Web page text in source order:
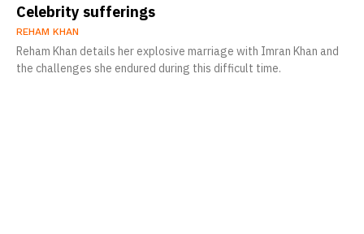
Celebrity sufferings
REHAM KHAN
Reham Khan details her explosive marriage with Imran Khan and
the challenges she endured during this difficult time.